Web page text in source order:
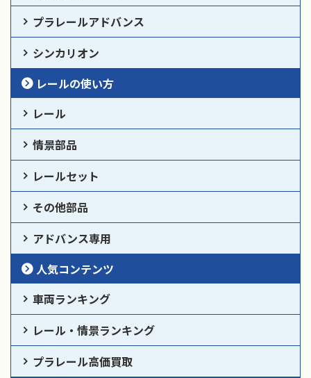
プラレールアドバンス
シンカリオン
レールの使い方
レール
情景部品
レールセット
その他部品
アドバンス専用
人気コンテンツ
車両ランキング
レール・情景ランキング
プラレール高価買取